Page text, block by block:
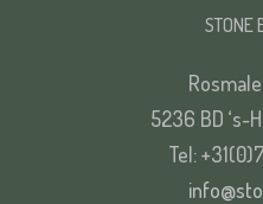
STONE
5236 BD ‘s-
Tel: